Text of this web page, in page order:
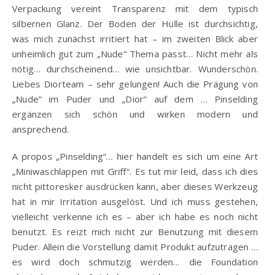
Verpackung vereint Transparenz mit dem typisch
silbernen Glanz. Der Boden der Hülle ist durchsichtig,
was mich zunächst irritiert hat – im zweiten Blick aber
unheimlich gut zum „Nude“ Thema passt… Nicht mehr als
nötig… durchscheinend… wie unsichtbar. Wunderschön.
Liebes Diorteam – sehr gelungen! Auch die Prägung von
„Nude“ im Puder und „Dior“ auf dem … Pinselding
ergänzen sich schön und wirken modern und
ansprechend.
A propos „Pinselding“… hier handelt es sich um eine Art
„Miniwaschlappen mit Griff“. Es tut mir leid, dass ich dies
nicht pittoresker ausdrücken kann, aber dieses Werkzeug
hat in mir Irritation ausgelöst. Und ich muss gestehen,
vielleicht verkenne ich es – aber ich habe es noch nicht
benutzt. Es reizt mich nicht zur Benutzung mit diesem
Puder. Allein die Vorstellung damit Produkt aufzutragen …
es wird doch schmutzig werden… die Foundation